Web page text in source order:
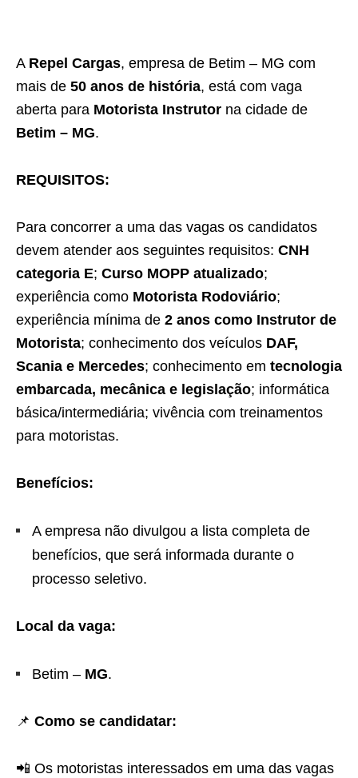
A Repel Cargas, empresa de Betim – MG com
mais de 50 anos de história, está com vaga
aberta para Motorista Instrutor na cidade de
Betim – MG.
REQUISITOS:
Para concorrer a uma das vagas os candidatos
devem atender aos seguintes requisitos: CNH
categoria E; Curso MOPP atualizado;
experiência como Motorista Rodoviário;
experiência mínima de 2 anos como Instrutor de
Motorista; conhecimento dos veículos DAF,
Scania e Mercedes; conhecimento em tecnologia
embarcada, mecânica e legislação; informática
básica/intermediária; vivência com treinamentos
para motoristas.
Benefícios:
A empresa não divulgou a lista completa de
benefícios, que será informada durante o
processo seletivo.
Local da vaga:
Betim – MG.
📌 Como se candidatar:
📲 Os motoristas interessados em uma das vagas